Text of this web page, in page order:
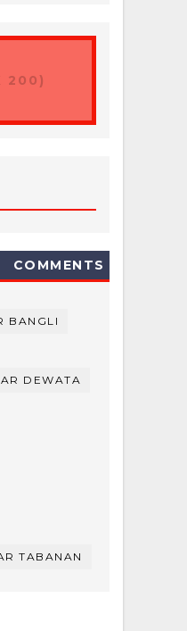
200)
COMMENTS
BANGLI
DEWATA
TABANAN